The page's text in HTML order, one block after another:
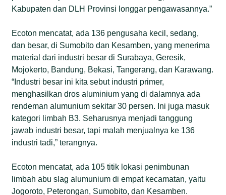
Kabupaten dan DLH Provinsi longgar pengawasannya.”
Ecoton mencatat, ada 136 pengusaha kecil, sedang,
dan besar, di Sumobito dan Kesamben, yang menerima
material dari industri besar di Surabaya, Geresik,
Mojokerto, Bandung, Bekasi, Tangerang, dan Karawang.
“Industri besar ini kita sebut industri primer,
menghasilkan dros aluminium yang di dalamnya ada
rendeman alumunium sekitar 30 persen. Ini juga masuk
kategori limbah B3. Seharusnya menjadi tanggung
jawab industri besar, tapi malah menjualnya ke 136
industri tadi,” terangnya.
Ecoton mencatat, ada 105 titik lokasi penimbunan
limbah abu slag alumunium di empat kecamatan, yaitu
Jogoroto, Peterongan, Sumobito, dan Kesamben.